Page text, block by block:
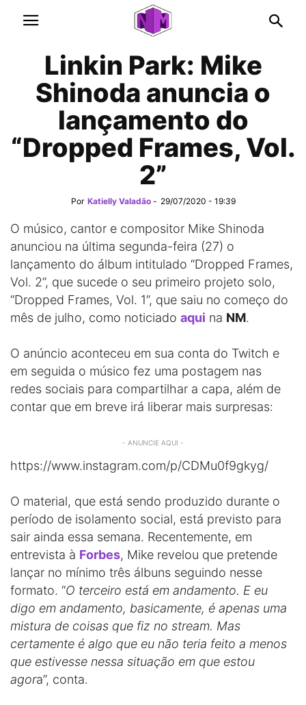
Linkin Park: Mike
Shinoda anuncia o
lançamento do
“Dropped Frames, Vol.
2”
Por Katielly Valadão - 29/07/2020 - 19:39
O músico, cantor e compositor Mike Shinoda
anunciou na última segunda-feira (27) o
lançamento do álbum intitulado “Dropped Frames,
Vol. 2”, que sucede o seu primeiro projeto solo,
“Dropped Frames, Vol. 1”, que saiu no começo do
mês de julho, como noticiado aqui na NM.
O anúncio aconteceu em sua conta do Twitch e
em seguida o músico fez uma postagem nas
redes sociais para compartilhar a capa, além de
contar que em breve irá liberar mais surpresas:
- ANUNCIE AQUI -
https://www.instagram.com/p/CDMu0f9gkyg/
O material, que está sendo produzido durante o
período de isolamento social, está previsto para
sair ainda essa semana. Recentemente, em
entrevista à Forbes, Mike revelou que pretende
lançar no mínimo três álbuns seguindo nesse
formato. “O terceiro está em andamento. E eu
digo em andamento, basicamente, é apenas uma
mistura de coisas que fiz no stream. Mas
certamente é algo que eu não teria feito a menos
que estivesse nessa situação em que estou
agora”, conta.